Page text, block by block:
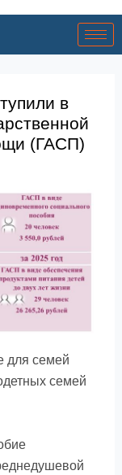
в
(ГАСП)
для семей
семей